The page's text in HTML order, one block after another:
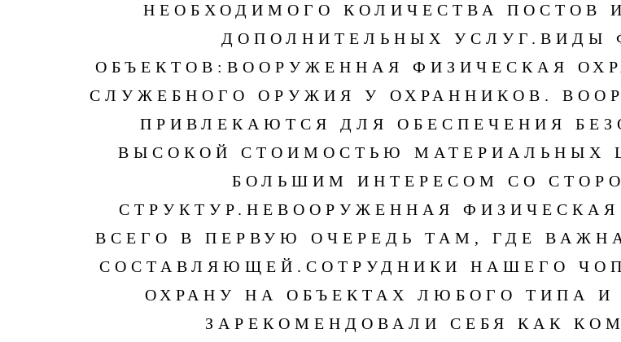
НЕОБХОДИМОГО КОЛИЧЕСТВА ПОСТОВ
ДОПОЛНИТЕЛЬНЫХ УСЛУГ. ВИДЫ
ОБЪЕКТОВ: ВООРУЖЕННАЯ ФИЗИЧЕСКАЯ
СЛУЖЕБНОГО ОРУЖИЯ У ОХРАННИКОВ.
ПРИВЛЕКАЮТСЯ ДЛЯ ОБЕСПЕЧЕНИЯ
ВЫСОКОЙ СТОИМОСТЬЮ МАТЕРИАЛЬНЫХ
БОЛЬШИМ ИНТЕРЕСОМ СО
СТРУКТУР. НЕВООРУЖЕННАЯ
ВСЕГО В ПЕРВУЮ ОЧЕРЕДЬ ТАМ, ГДЕ
СОСТАВЛЯЮЩЕЙ. СОТРУДНИКИ НАШЕГО
ОХРАНУ НА ОБЪЕКТАХ ЛЮБОГО ТИПА
ЗАРЕКОМЕНДОВАЛИ СЕБЯ КАК